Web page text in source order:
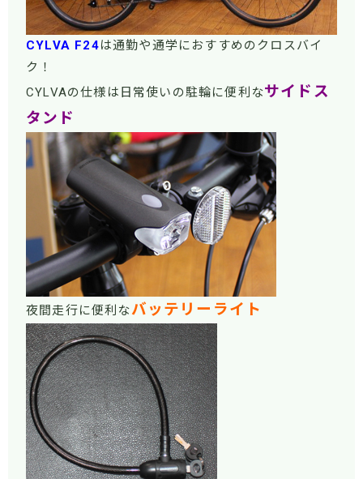
CYLVA F24は通勤や通学におすすめのクロスバイ
ク！
CYLVAの仕様は日常使いの駐輪に便利なサイドス
タンド
夜間走行に便利なバッテリーライト